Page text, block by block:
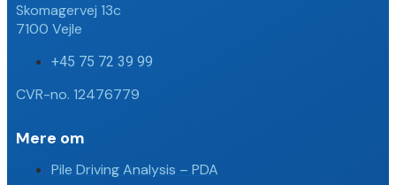
Skomagervej 13c
7100 Vejle
+45 75 72 39 99
CVR-no. 12476779
Mere om
Pile Driving Analysis – PDA